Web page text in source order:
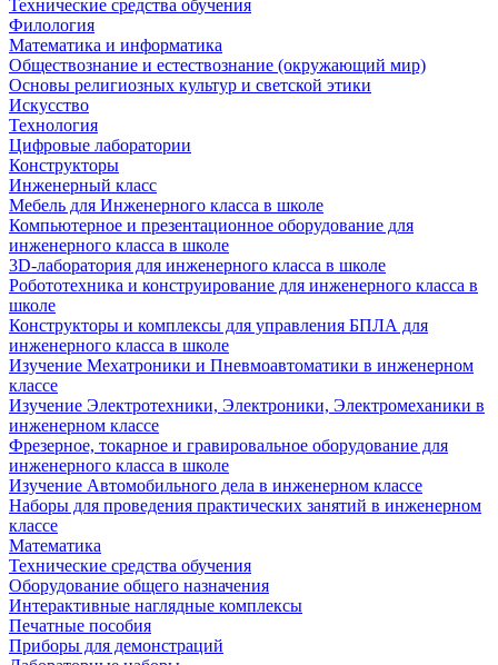
Технические средства обучения
Филология
Математика и информатика
Обществознание и естествознание (окружающий мир)
Основы религиозных культур и светской этики
Искусство
Технология
Цифровые лаборатории
Конструкторы
Инженерный класс
Мебель для Инженерного класса в школе
Компьютерное и презентационное оборудование для
инженерного класса в школе
3D-лаборатория для инженерного класса в школе
Робототехника и конструирование для инженерного класса в
школе
Конструкторы и комплексы для управления БПЛА для
инженерного класса в школе
Изучение Мехатроники и Пневмоавтоматики в инженерном
классе
Изучение Электротехники, Электроники, Электромеханики в
инженерном классе
Фрезерное, токарное и гравировальное оборудование для
инженерного класса в школе
Изучение Автомобильного дела в инженерном классе
Наборы для проведения практических занятий в инженерном
классе
Математика
Технические средства обучения
Оборудование общего назначения
Интерактивные наглядные комплексы
Печатные пособия
Приборы для демонстраций